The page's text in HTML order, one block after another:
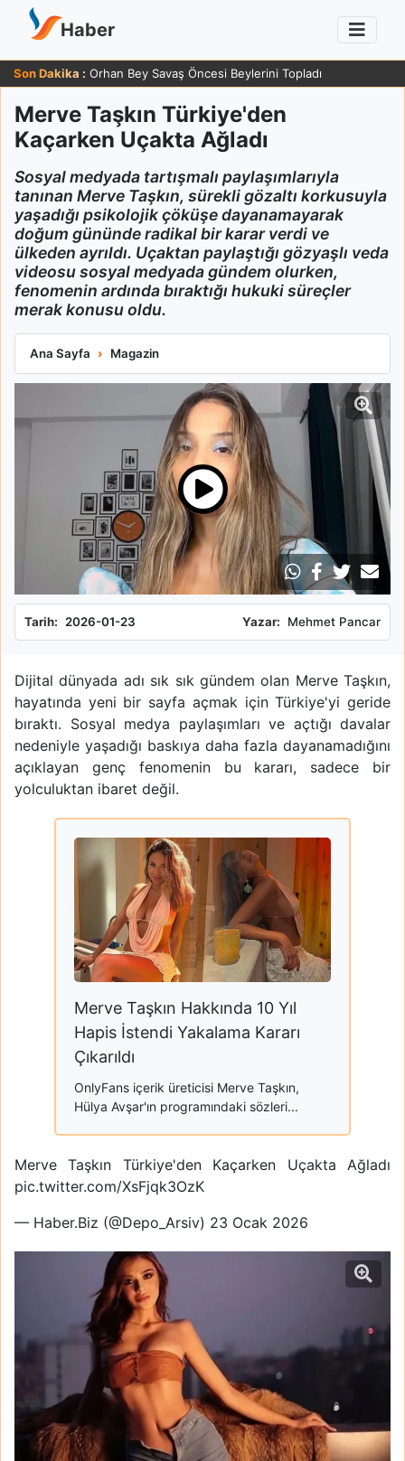
Haber
Son Dakika : Orhan Bey Savaş Öncesi Beylerini Topladı
Merve Taşkın Türkiye'den
Kaçarken Uçakta Ağladı
Sosyal medyada tartışmalı paylaşımlarıyla
tanınan Merve Taşkın, sürekli gözaltı korkusuyla
yaşadığı psikolojik çöküşe dayanamayarak
doğum gününde radikal bir karar verdi ve
ülkeden ayrıldı. Uçaktan paylaştığı gözyaşlı veda
videosu sosyal medyada gündem olurken,
fenomenin ardında bıraktığı hukuki süreçler
merak konusu oldu.
Ana Sayfa Magazin
Merve Taşkın Türkiye'den Kaçarken Uçakta Ağladı
Tarih: 2026-01-23 Yazar: Mehmet Pancar
Dijital dünyada adı sık sık gündem olan Merve Taşkın,
hayatında yeni bir sayfa açmak için Türkiye'yi geride
bıraktı. Sosyal medya paylaşımları ve açtığı davalar
nedeniyle yaşadığı baskıya daha fazla dayanamadığını
açıklayan genç fenomenin bu kararı, sadece bir
yolculuktan ibaret değil.
Merve Taşkın Hakkında 10 Yıl
Hapis İstendi Yakalama Kararı
Çıkarıldı
OnlyFans içerik üreticisi Merve Taşkın,
Hülya Avşar'ın programındaki sözleri...
Merve Taşkın Türkiye'den Kaçarken Uçakta Ağladı
pic.twitter.com/XsFjqk3OzK
— Haber.Biz (@Depo_Arsiv) 23 Ocak 2026